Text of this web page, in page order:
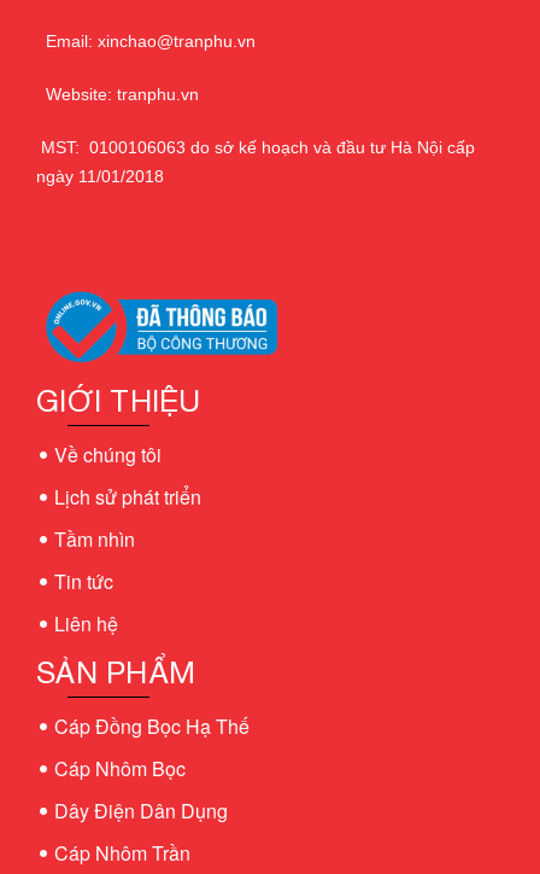
Email: xinchao@tranphu.vn
Website: tranphu.vn
MST: 0100106063 do sở kế hoạch và đầu tư Hà Nội cấp
ngày 11/01/2018
GIỚI THIỆU
Về chúng tôi
Lịch sử phát triển
Tầm nhìn
Tin tức
Liên hệ
SẢN PHẨM
Cáp Đồng Bọc Hạ Thế
Cáp Nhôm Bọc
Dây Điện Dân Dụng
Cáp Nhôm Trần